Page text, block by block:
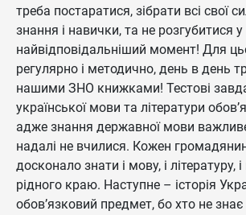
треба постаратися, зібрати всі свої
знання і навички, та не розгубитися у
найвідповідальніший момент! Для
регулярно і методично, день в день
нашими ЗНО книжками! Тестові
української мови та літератури
адже знання державної мови
надалі не вчилися. Кожен
досконало знати і мову, і літературу,
рідного краю. Наступне – історія
обов’язковий предмет, бо хто не знає